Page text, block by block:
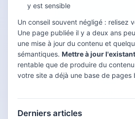
y est sensible
Un conseil souvent négligé : relisez
Une page publiée il y a deux ans
une mise à jour du contenu et
sémantiques. Mettre à jour l'existant
rentable que de produire du
votre site a déjà une base de pages
Derniers articles